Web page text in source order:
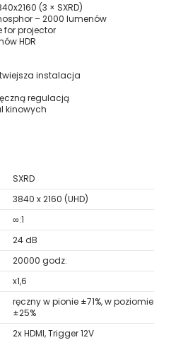
(3 × SXRD)
– 2000 lumenów
for projector
HDR
instalacja
regulacją
kinowych
SXRD
3840 x 2160 (UHD)
∞:1
24 dB
20000 godz.
x1,6
ręczny w pionie ±71%, w poziomie
±25%
2x HDMI, Trigger 12V